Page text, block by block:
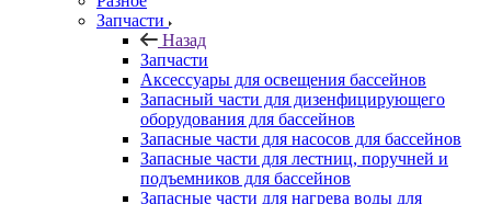
Запчасти
Назад
Запчасти
Аксессуары для освещения бассейнов
Запасный части для дизенфицирующего
оборудования для бассейнов
Запасные части для насосов для бассейнов
Запасные части для лестниц, поручней и
подъемников для бассейнов
Запасные части для нагрева воды для